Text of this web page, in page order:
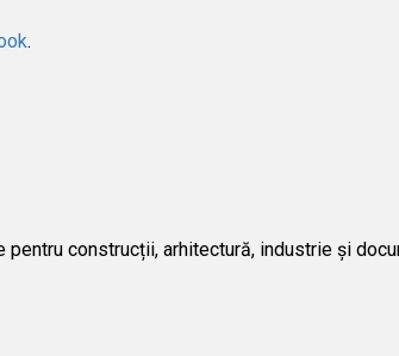
.
pentru construcții, arhitectură, industrie și